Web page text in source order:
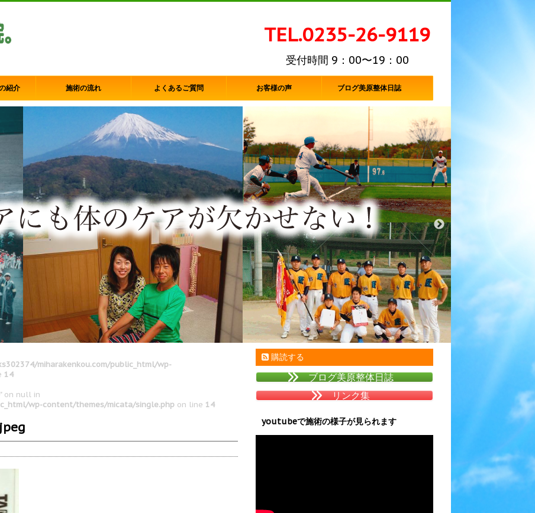
TEL.0235-26-9119
受付時間 9：00〜19：00
紹介 施術の流れ よくあるご質問 お客様の声 ブログ美原整体日誌
miharakenkou.com/public_html/wp-
14
on null in
wp-content/themes/micata/single.php on line 14
購読する
ブログ美原整体日誌
リンク集
youtubeで施術の様子が見られます